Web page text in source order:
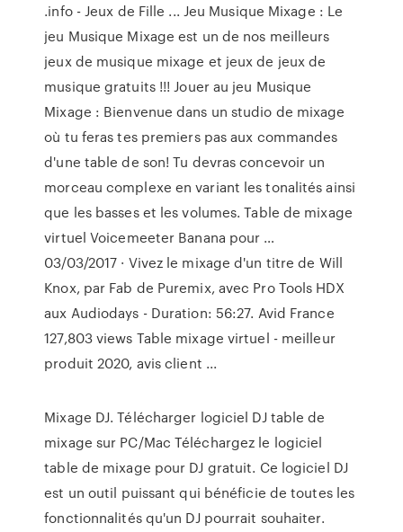
.info - Jeux de Fille ... Jeu Musique Mixage : Le
jeu Musique Mixage est un de nos meilleurs
jeux de musique mixage et jeux de jeux de
musique gratuits !!! Jouer au jeu Musique
Mixage : Bienvenue dans un studio de mixage
où tu feras tes premiers pas aux commandes
d'une table de son! Tu devras concevoir un
morceau complexe en variant les tonalités ainsi
que les basses et les volumes. Table de mixage
virtuel Voicemeeter Banana pour …
03/03/2017 · Vivez le mixage d'un titre de Will
Knox, par Fab de Puremix, avec Pro Tools HDX
aux Audiodays - Duration: 56:27. Avid France
127,803 views Table mixage virtuel - meilleur
produit 2020, avis client ...
Mixage DJ. Télécharger logiciel DJ table de
mixage sur PC/Mac Téléchargez le logiciel
table de mixage pour DJ gratuit. Ce logiciel DJ
est un outil puissant qui bénéficie de toutes les
fonctionnalités qu'un DJ pourrait souhaiter.